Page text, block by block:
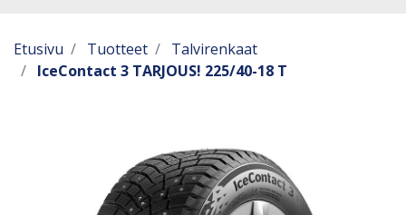
Etusivu Tuotteet
Talvirenkaat
IceContact 3 TARJOUS! 225/40-18 T